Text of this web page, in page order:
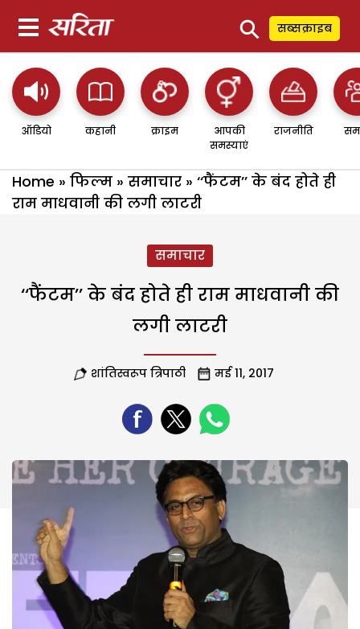
⚲ सब्सक्राइब
ऑडियो कहानी क्राइम
आपकी
समस्याएं
राजनीति
Home » फिल्म » समाचार » ‘‘फैंटम’’ के बंद होते ही
राम माधवानी की लगी लाटरी
समाचार
‘‘फैंटम’’ के बंद होते ही राम माधवानी की
लगी लाटरी
शांतिस्वरूप त्रिपाठी मई 11, 2017